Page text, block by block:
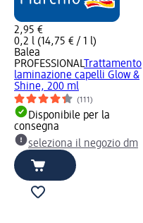
2,95 €
0,2 l (14,75 € / 1 l)
Balea
PROFESSIONALTrattamento
laminazione capelli Glow &
Shine, 200 ml
(111)
Disponibile per la
consegna
seleziona il negozio dm